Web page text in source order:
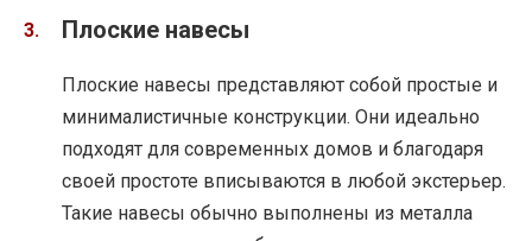
Плоские навесы
Плоские навесы представляют собой простые и
минималистичные конструкции. Они идеально
подходят для современных домов и благодаря
своей простоте вписываются в любой экстерьер.
Такие навесы обычно выполнены из металла